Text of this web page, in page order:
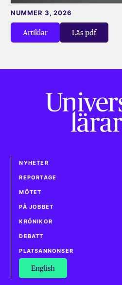
Artiklar Läs pdf
NUMMER 3, 2026
NYHETER
REPORTAGE
MÖTET
PÅ JOBBET
KRÖNIKOR
DEBATT
PLATSANNONSER
English